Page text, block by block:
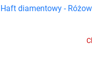
Haft diamentowy -